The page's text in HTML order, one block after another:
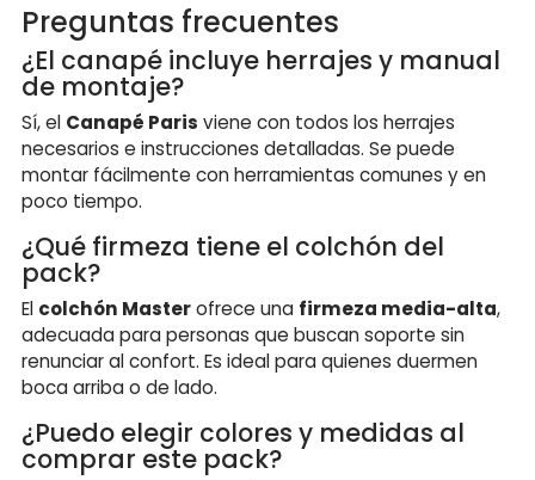
Preguntas frecuentes
¿El canapé incluye herrajes y manual
de montaje?
Sí, el Canapé Paris viene con todos los herrajes
necesarios e instrucciones detalladas. Se puede
montar fácilmente con herramientas comunes y en
poco tiempo.
¿Qué firmeza tiene el colchón del
pack?
El colchón Masterofrece una firmeza media-alta,
adecuada para personas que buscan soporte sin
renunciar al confort. Es ideal para quienes duermen
boca arriba o de lado.
¿Puedo elegir colores y medidas al
comprar este pack?